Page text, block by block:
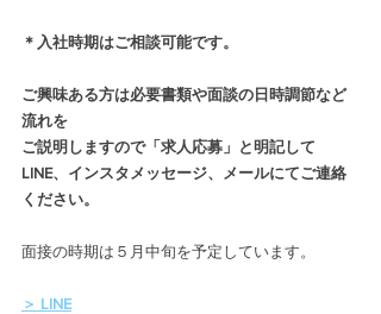
＊入社時期はご相談可能です。
ご興味ある方は必要書類や面談の日時調節など
流れを
ご説明しますので「求人応募」と明記して
LINE、インスタメッセージ、メールにてご連絡
ください。
面接の時期は５月中旬を予定しています。
＞ LINE